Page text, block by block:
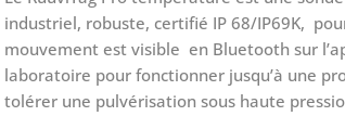
industriel, robuste, certifié IP 68/IP69K,
mouvement est visible en Bluetooth sur
laboratoire pour fonctionner jusqu’à une
tolérer une pulvérisation sous haute